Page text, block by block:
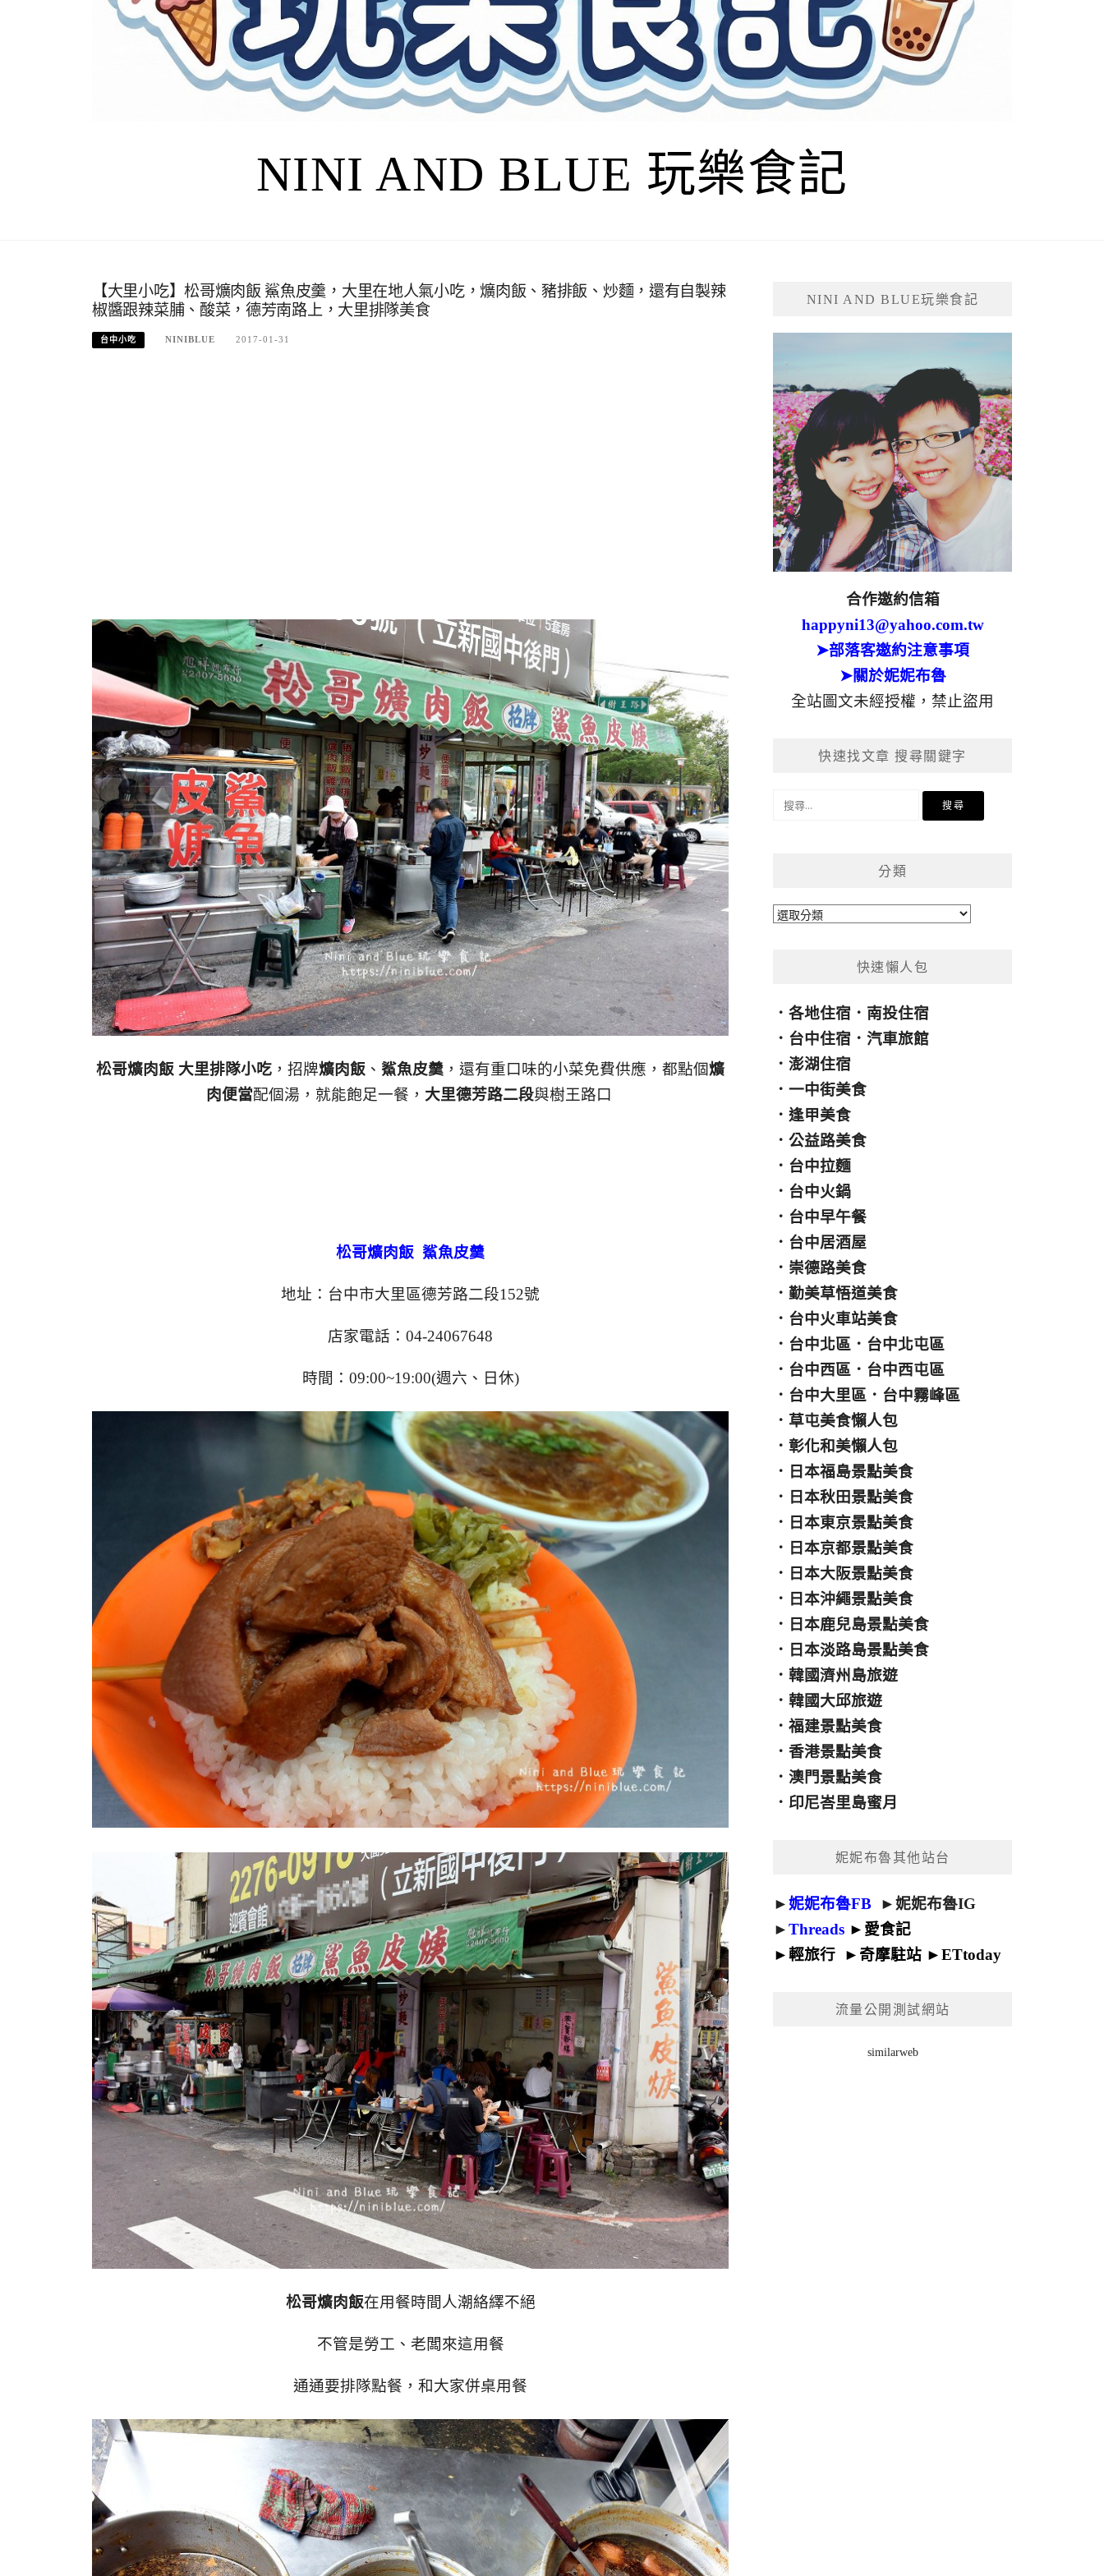
NINI AND BLUE 玩樂食記
【大里小吃】松哥爌肉飯 鯊魚皮羹，大里在地人氣小吃，爌肉飯、豬排飯、炒麵，還有自製辣
椒醬跟辣菜脯、酸菜，德芳南路上，大里排隊美食
台中小吃 NINIBLUE 2017-01-31
松哥爌肉飯 大里排隊小吃 ，招牌爌肉飯 、鯊魚皮羹 ，還有重口味的小菜免費供應，都點個爌
肉便當配個湯，就能飽足一餐， 大里德芳路二段與樹王路口
松哥爌肉飯 鯊魚皮羹
地址：台中市大里區德芳路二段152號
店家電話：04-24067648
時間：09:00~19:00(週六、日休)
松哥爌肉飯在用餐時間人潮絡繹不絕
不管是勞工、老闆來這用餐
通通要排隊點餐，和大家併桌用餐
NINI AND BLUE玩樂食記
合作邀約信箱
happyni13@yahoo.com.tw
➤部落客邀約注意事項
➤關於妮妮布魯
全站圖文未經授權，禁止盜用
快速找文章 搜尋關鍵字
分類
分
快速懶人包
．各地住宿 ． 南投住宿
． 台中住宿 ．汽車旅館
．澎湖住宿
．一中街美食
．逢甲美食
．公益路美食
． 台中拉麵
． 台中火鍋
． 台中早午餐
． 台中居酒屋
． 崇德路美食
．勤美草悟道美食
． 台中火車站美食
． 台中北區 ． 台中北屯區
． 台中西區 ． 台中西屯區
． 台中大里區 ． 台中霧峰區
． 草屯美食懶人包
．彰化和美懶人包
． 日本福島景點美食
． 日本秋田景點美食
． 日本東京景點美食
． 日本京都景點美食
． 日本大阪景點美食
． 日本沖繩景點美食
． 日本鹿兒島景點美食
． 日本淡路島景點美食
．韓國濟州島旅遊
．韓國大邱旅遊
．福建景點美食
．香港景點美食
．澳門景點美食
． 印尼峇里島蜜月
妮妮布魯其他站台
►妮妮布魯FB ►妮妮布魯IG
►Threads ► 愛食記
►輕旅行 ► 奇摩駐站 ►ETtoday
流量公開測試網站
similarweb